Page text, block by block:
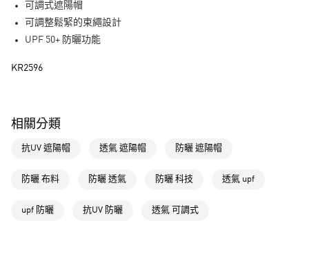
每筆NT$80，滿NT$1,500(含以上)免運費
每筆NT$80，滿NT$1,500(含以上)免運費
萊爾富取貨付款
付款後萊爾富取貨
每筆NT$80，滿NT$1,500(含以上)免運費
可調式遮陽帽
可調整鬆緊的束繩設計
UPF 50+ 防曬功能
KR2596
相關分類
抗UV 遮陽帽 透氣 遮陽帽 防曬 遮陽帽
防曬 布料 防曬 透氣 防曬 科技 透氣 upf
upf 防曬 抗UV 防曬 透氣 可調式